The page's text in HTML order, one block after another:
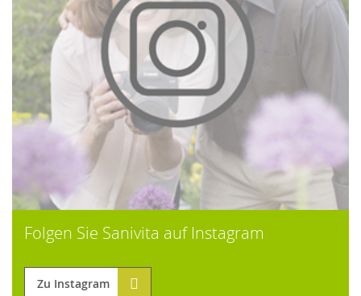
Folgen Sie Sanivita auf Instagram
Zu Instagram